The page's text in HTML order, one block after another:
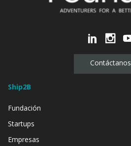
Contáctanos
Ship2B
Fundación
Startups
Empresas